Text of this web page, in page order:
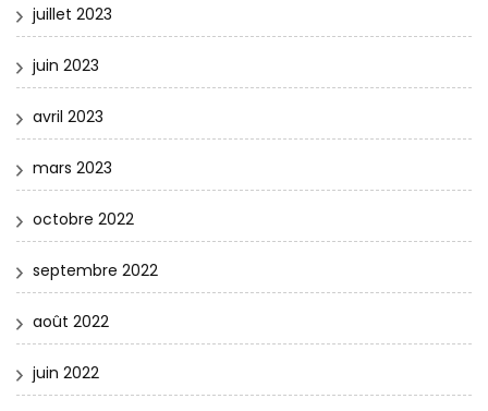
juillet 2023
juin 2023
avril 2023
mars 2023
octobre 2022
septembre 2022
août 2022
juin 2022